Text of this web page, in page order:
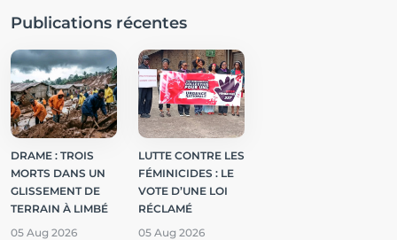
Publications récentes
DRAME : TROIS
MORTS DANS UN
GLISSEMENT DE
TERRAIN À LIMBÉ
05 Aug 2026
LUTTE CONTRE LES
FÉMINICIDES : LE
VOTE D’UNE LOI
RÉCLAMÉ
05 Aug 2026